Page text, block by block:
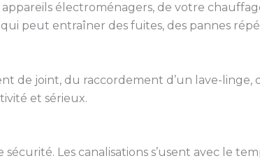
électroménagers, de votre
peut entraîner des fuites, des pannes
de joint, du raccordement d’un lave-linge,
et sérieux.
Les canalisations s’usent avec le